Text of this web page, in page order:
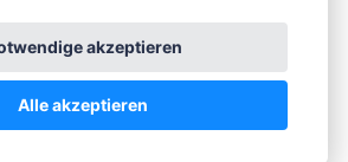
by☕ ❤️ & Publii CMS
akzeptieren
Alle akzeptieren